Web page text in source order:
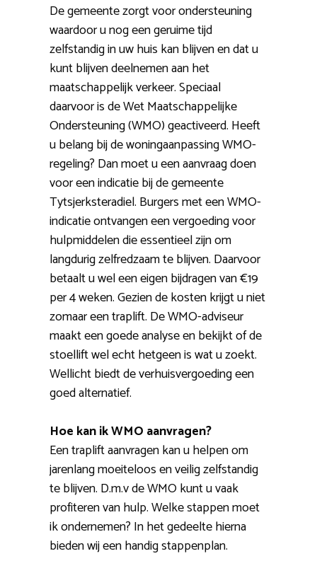
De gemeente zorgt voor ondersteuning
waardoor u nog een geruime tijd
zelfstandig in uw huis kan blijven en dat u
kunt blijven deelnemen aan het
maatschappelijk verkeer. Speciaal
daarvoor is de Wet Maatschappelijke
Ondersteuning (WMO) geactiveerd. Heeft
u belang bij de woningaanpassing WMO-
regeling? Dan moet u een aanvraag doen
voor een indicatie bij de gemeente
Tytsjerksteradiel. Burgers met een WMO-
indicatie ontvangen een vergoeding voor
hulpmiddelen die essentieel zijn om
langdurig zelfredzaam te blijven. Daarvoor
betaalt u wel een eigen bijdragen van €19
per 4 weken. Gezien de kosten krijgt u niet
zomaar een traplift. De WMO-adviseur
maakt een goede analyse en bekijkt of de
stoellift wel echt hetgeen is wat u zoekt.
Wellicht biedt de verhuisvergoeding een
goed alternatief.
Hoe kan ik WMO aanvragen?
Een traplift aanvragen kan u helpen om
jarenlang moeiteloos en veilig zelfstandig
te blijven. D.m.v de WMO kunt u vaak
profiteren van hulp. Welke stappen moet
ik ondernemen? In het gedeelte hierna
bieden wij een handig stappenplan.